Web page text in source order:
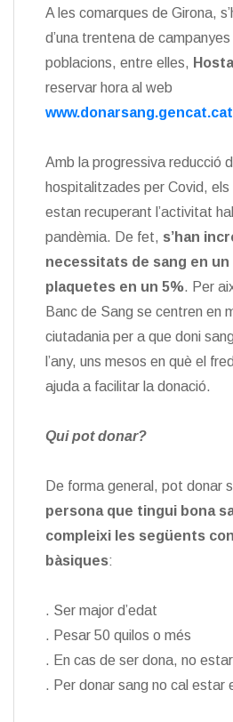
A les comarques de Girona,
d’una trentena de
poblacions, entre elles,
reservar hora al web
www.donarsang.gencat.cat
Amb la progressiva reducció
hospitalitzades per Covid,
estan recuperant l’activitat
pandèmia. De fet, s’han
necessitats de sang en un
plaquetes en un 5%. Per
Banc de Sang se centren en
ciutadania per a que doni
l’any, uns mesos en què el
ajuda a facilitar la donació.
Qui pot donar?
De forma general, pot donar
persona que tingui bona
compleixi les següents
bàsiques:
. Ser major d’edat
. Pesar 50 quilos o més
. En cas de ser dona, no
. Per donar sang no cal estar